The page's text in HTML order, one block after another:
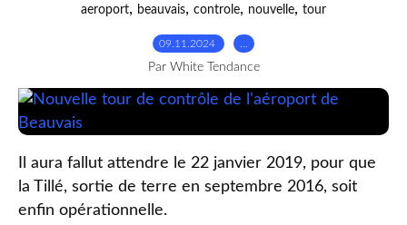
aeroport, beauvais, controle, nouvelle, tour
09.11.2024
Par White Tendance
Il aura fallut attendre le 22 janvier 2019, pour que
la Tillé, sortie de terre en septembre 2016, soit
enfin opérationnelle.